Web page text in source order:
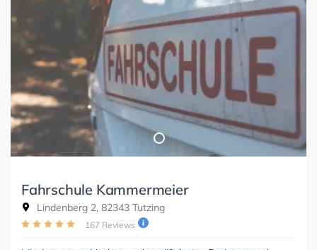
Fahrschule Kammermeier
Lindenberg 2, 82343 Tutzing
167 Reviews